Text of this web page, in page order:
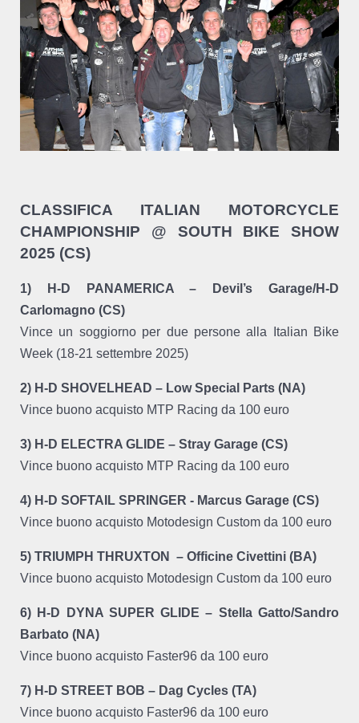
CLASSIFICA ITALIAN MOTORCYCLE
CHAMPIONSHIP @ SOUTH BIKE SHOW
2025 (CS)
1) H-D PANAMERICA – Devil’s Garage/H-D
Carlomagno (CS)
Vince un soggiorno per due persone alla Italian Bike
Week (18-21 settembre 2025)
2) H-D SHOVELHEAD – Low Special Parts (NA)
Vince buono acquisto MTP Racing da 100 euro
3) H-D ELECTRA GLIDE – Stray Garage (CS)
Vince buono acquisto MTP Racing da 100 euro
4) H-D SOFTAIL SPRINGER - Marcus Garage (CS)
Vince buono acquisto Motodesign Custom da 100 euro
5) TRIUMPH THRUXTON – Officine Civettini (BA)
Vince buono acquisto Motodesign Custom da 100 euro
6) H-D DYNA SUPER GLIDE – Stella Gatto/Sandro
Barbato (NA)
Vince buono acquisto Faster96 da 100 euro
7) H-D STREET BOB – Dag Cycles (TA)
Vince buono acquisto Faster96 da 100 euro